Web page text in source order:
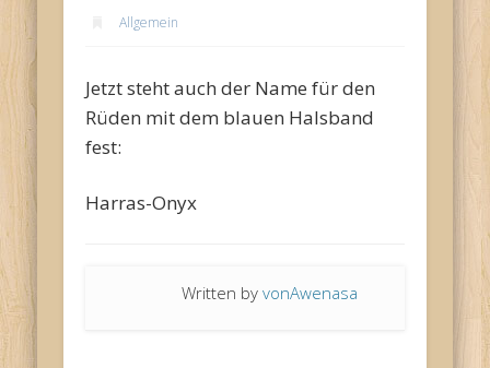
Allgemein
Jetzt steht auch der Name für den
Rüden mit dem blauen Halsband
fest:
Harras-Onyx
Written byvonAwenasa